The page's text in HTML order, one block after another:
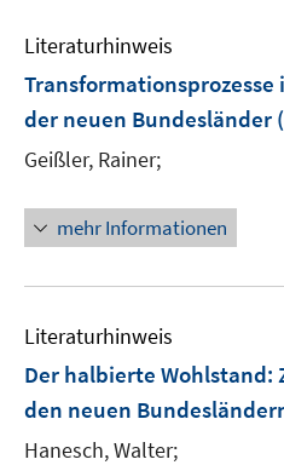
Literaturhinweis
der neuen Bundesländer
Geißler, Rainer;
mehr Informationen
Literaturhinweis
Der halbierte Wohlstand:
den neuen
Hanesch, Walter;